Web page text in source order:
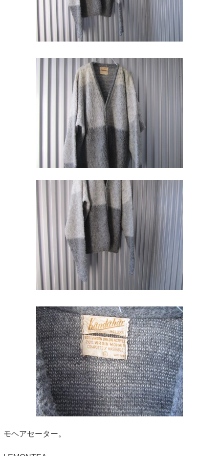
モヘアセーター。